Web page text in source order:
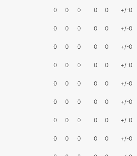
0 0 0 0 0 +/-0
0 0 0 0 0 +/-0
0 0 0 0 0 +/-0
0 0 0 0 0 +/-0
0 0 0 0 0 +/-0
0 0 0 0 0 +/-0
0 0 0 0 0 +/-0
0 0 0 0 0 +/-0